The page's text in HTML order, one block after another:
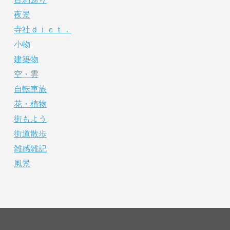
夜景
寺社ｄｉｃｔ．
小物
建築物
空・雲
自転車旅
花・植物
街もよう
街道散歩
雑感雑記
風景